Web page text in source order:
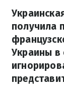
получила
Украины в